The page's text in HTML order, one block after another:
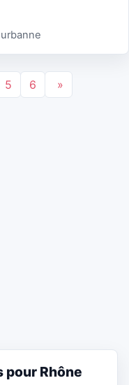
5 6 »
Rhône